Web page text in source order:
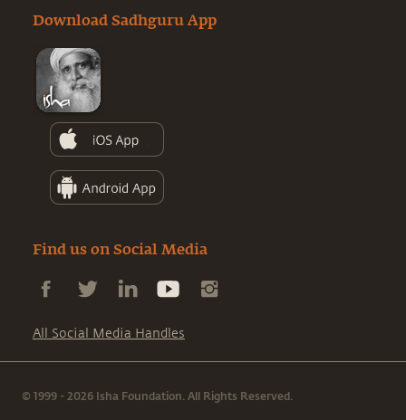
Download Sadhguru App
Find us on Social Media
All Social Media Handles
© 1999 - 2026 Isha Foundation. All Rights Reserved.